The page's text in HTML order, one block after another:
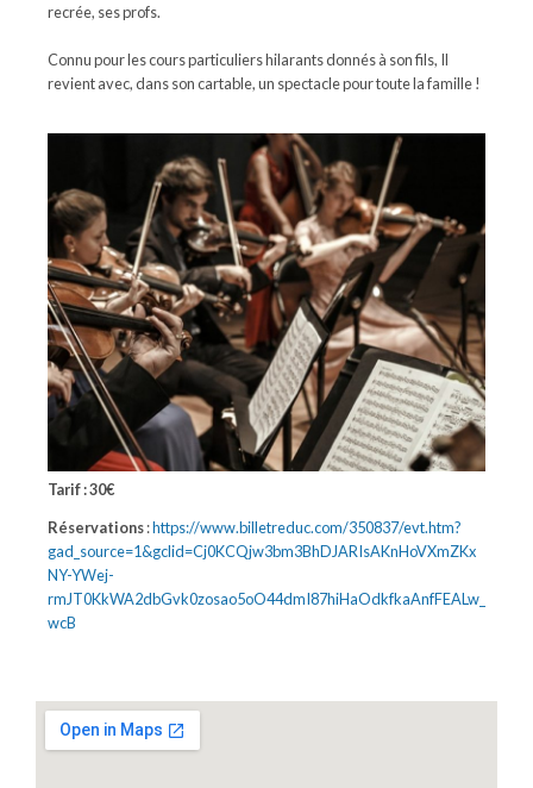
recrée, ses profs.
Connu pour les cours particuliers hilarants donnés à son fils, Il
revient avec, dans son cartable, un spectacle pour toute la famille !
Tarif : 30€
Réservations:https://www.billetreduc.com/350837/evt.htm?
gad_source=1&gclid=Cj0KCQjw3bm3BhDJARIsAKnHoVXmZKx
NY-YWej-
rmJT0KkWA2dbGvk0zosao5oO44dmI87hiHaOdkfkaAnfFEALw_
wcB